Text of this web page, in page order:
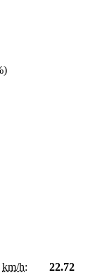
km/h:
22.72